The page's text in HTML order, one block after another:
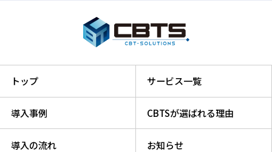
トップ サービス一覧
導入事例 CBTSが選ばれる理由
導入の流れ お知らせ